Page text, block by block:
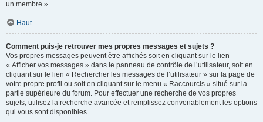
un membre ».
Haut
Comment puis-je retrouver mes propres messages et sujets ?
Vos propres messages peuvent être affichés soit en cliquant sur le lien
« Afficher vos messages » dans le panneau de contrôle de l’utilisateur, soit en
cliquant sur le lien « Rechercher les messages de l’utilisateur » sur la page de
votre propre profil ou soit en cliquant sur le menu « Raccourcis » situé sur la
partie supérieure du forum. Pour effectuer une recherche de vos propres
sujets, utilisez la recherche avancée et remplissez convenablement les options
qui vous sont disponibles.